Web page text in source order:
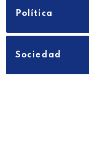
Política
Sociedad